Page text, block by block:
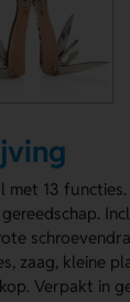
13
zaag, kleine
Verpakt in